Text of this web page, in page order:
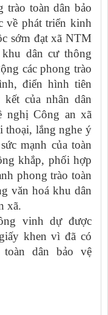
trào toàn dân bảo
về phát triển kinh
sớm đạt xã NTM
dân cư thông
các phong trào
điển hình tiên
của nhân dân
nghị Công an xã
thoại, lắng nghe ý
mạnh của toàn
khắp, phối hợp
phong trào toàn
văn hoá khu dân
xã.
vinh dự được
khen vì đã có
dân bảo vệ